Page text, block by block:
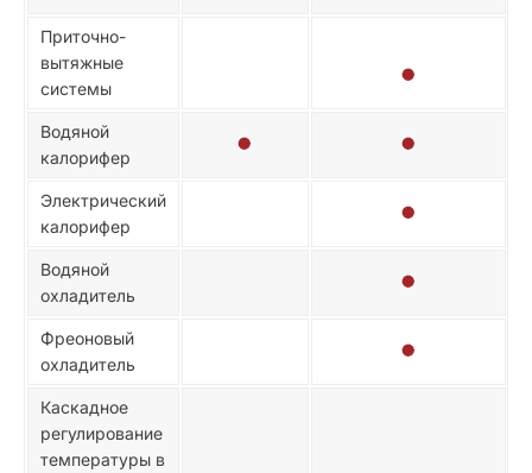
Приточно-
вытяжные
системы
Водяной
калорифер
Электрический
калорифер
Водяной
охладитель
Фреоновый
охладитель
Каскадное
регулирование
температуры в